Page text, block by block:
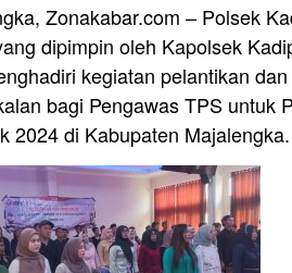
Zonakabar.com – Polsek
dipimpin oleh Kapolsek
kegiatan pelantikan
bagi Pengawas TPS untuk
2024 di Kabupaten